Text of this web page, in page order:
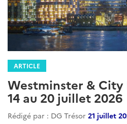
ARTICLE
Westminster & City
14 au 20 juillet 2026
Rédigé par : DG Trésor 21 juillet